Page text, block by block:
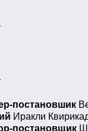
постановшик
Иракли
постановщик